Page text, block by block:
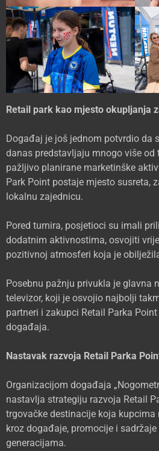
Retail park kao mjesto okupljanja
Događaj je još jednom potvrdio da
danas predstavljaju mnogo više od
pažljivo planirane marketinške
Park Point postaje mjesto susreta,
lokalnu zajednicu.
Pored turnira, posjetioci su imali
dodatnim aktivnostima, osvojiti
pozitivnoj atmosferi koja je
Posebnu pažnju privukla je glavna
televizor, koji je osvojio najbolji
partneri i zakupci Retail Parka
događaja.
Nastavak razvoja Retail Parka
Organizacijom događaja
nastavlja strategiju razvoja Retail
trgovačke destinacije koja
kroz događaje, promocije i
generacijama.